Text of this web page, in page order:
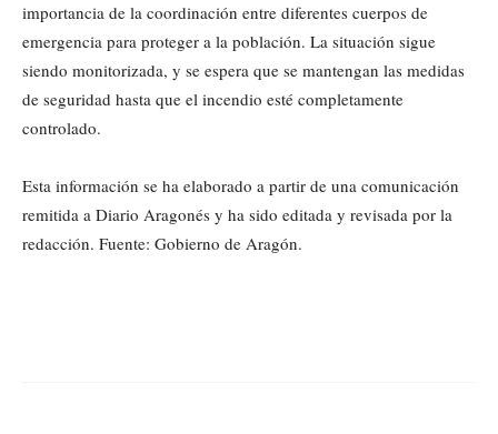
importancia de la coordinación entre diferentes cuerpos de
emergencia para proteger a la población. La situación sigue
siendo monitorizada, y se espera que se mantengan las medidas
de seguridad hasta que el incendio esté completamente
controlado.
Esta información se ha elaborado a partir de una comunicación
remitida a Diario Aragonés y ha sido editada y revisada por la
redacción. Fuente: Gobierno de Aragón.